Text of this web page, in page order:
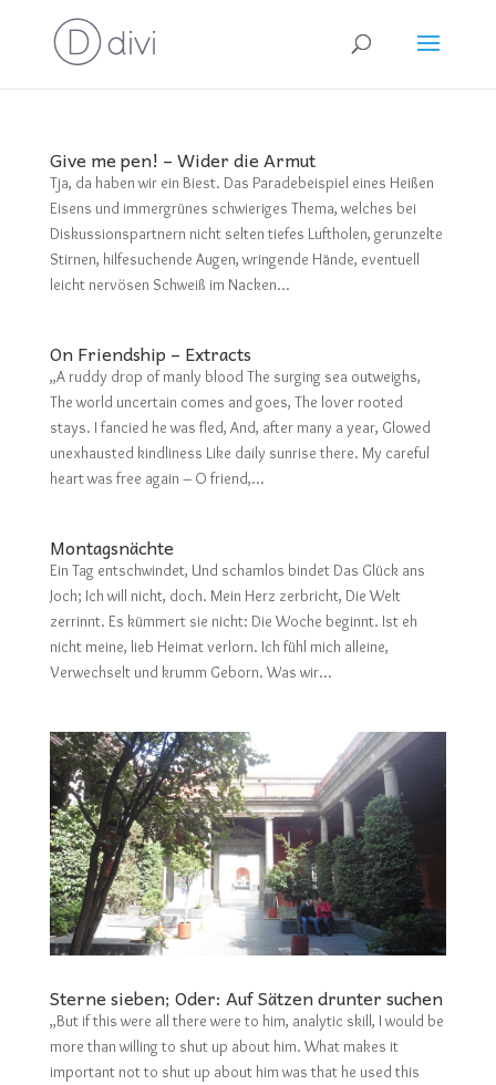
Give me pen! – Wider die Armut
Tja, da haben wir ein Biest. Das Paradebeispiel eines Heißen
Eisens und immergrünes schwieriges Thema, welches bei
Diskussionspartnern nicht selten tiefes Luftholen, gerunzelte
Stirnen, hilfesuchende Augen, wringende Hände, eventuell
leicht nervösen Schweiß im Nacken...
On Friendship – Extracts
„A ruddy drop of manly blood The surging sea outweighs,
The world uncertain comes and goes, The lover rooted
stays. I fancied he was fled, And, after many a year, Glowed
unexhausted kindliness Like daily sunrise there. My careful
heart was free again – O friend,...
Montagsnächte
Ein Tag entschwindet, Und schamlos bindet Das Glück ans
Joch; Ich will nicht, doch. Mein Herz zerbricht, Die Welt
zerrinnt. Es kümmert sie nicht: Die Woche beginnt. Ist eh
nicht meine, lieb Heimat verlorn. Ich fühl mich alleine,
Verwechselt und krumm Geborn. Was wir...
Sterne sieben; Oder: Auf Sätzen drunter suchen
„But if this were all there were to him, analytic skill, I would be
more than willing to shut up about him. What makes it
important not to shut up about him was that he used this